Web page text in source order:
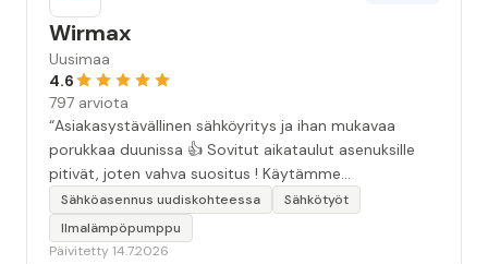
Wirmax
Uusimaa
4.6
797 arviota
“Asiakasystävällinen sähköyritys ja ihan mukavaa
porukkaa duunissa 👍 Sovitut aikataulut asenuksille
pitivät, joten vahva suositus ! Käytämme
seuraavallakin kerralla!”
Sähköasennus uudiskohteessa
Sähkötyöt
Ilmalämpöpumppu
Päivitetty 14.7.2026